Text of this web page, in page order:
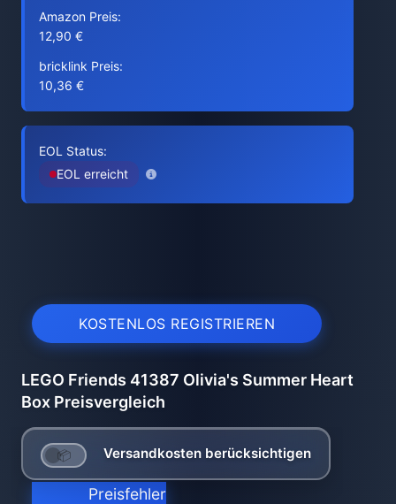
Amazon Preis:
12,90 €
bricklink Preis:
10,36 €
EOL Status:
EOL erreicht
KOSTENLOS REGISTRIEREN
LEGO Friends 41387 Olivia's Summer Heart
Box Preisvergleich
Versandkosten berücksichtigen
Preisfehler